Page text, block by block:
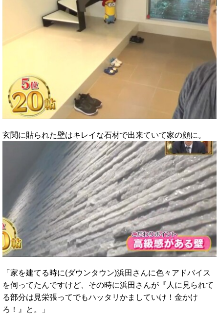
玄関に貼られた壁はキレイな石材で出来ていて家の顔に。
「家を建てる時に(ダウンタウン)浜田さんに色々アドバイス
を伺ってたんですけど、その時に浜田さんが『人に見られて
る部分は見栄張ってでもハッタリかましていけ！金かけ
ろ！』と。」